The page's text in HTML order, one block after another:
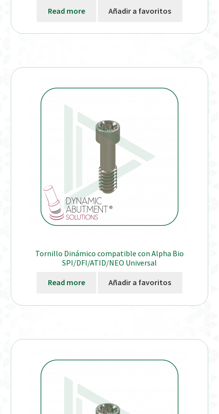
Read more Añadir a favoritos
Tornillo Dinámico compatible con Alpha Bio
SPI/DFI/ATID/NEO Universal
Read more Añadir a favoritos